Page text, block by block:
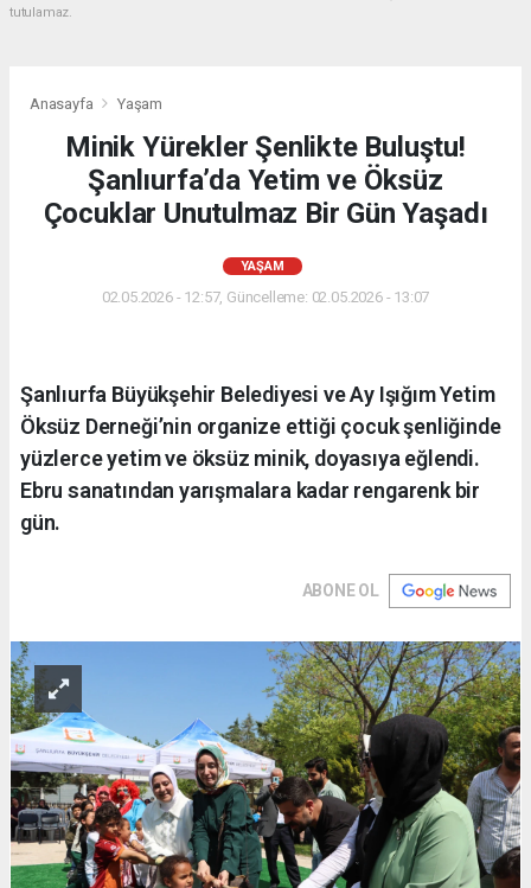
tutulamaz.
Anasayfa Yaşam
Minik Yürekler Şenlikte Buluştu!
Şanlıurfa’da Yetim ve Öksüz
Çocuklar Unutulmaz Bir Gün Yaşadı
YAŞAM
02.05.2026 - 12:57, Güncelleme: 02.05.2026 - 13:07
Şanlıurfa Büyükşehir Belediyesi ve Ay Işığım Yetim
Öksüz Derneği’nin organize ettiği çocuk şenliğinde
yüzlerce yetim ve öksüz minik, doyasıya eğlendi.
Ebru sanatından yarışmalara kadar rengarenk bir
gün.
ABONE OL